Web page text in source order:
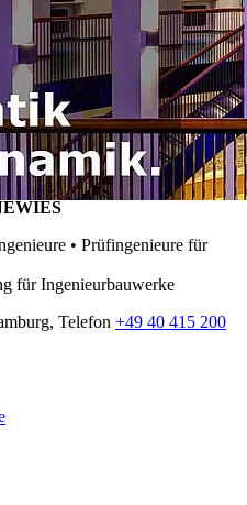
• Prüfingenieure für
für Ingenieurbauwerke
Telefon +49 40 415 200